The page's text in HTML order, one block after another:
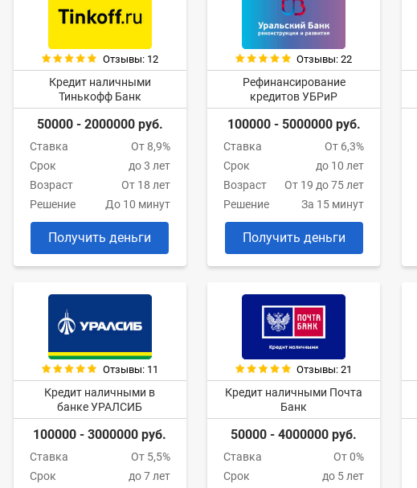
Отзывы: 12
Кредит наличными
Тинькофф Банк
50000 - 2000000 руб.
Ставка
От 8,9%
Срок
до 3 лет
Возраст
От 18 лет
Решение
До 10 минут
Получить деньги
Отзывы: 22
Рефинансирование
кредитов УБРиР
100000 - 5000000 руб.
Ставка
От 6,3%
Срок
до 10 лет
Возраст
От 19 до 75 лет
Решение
За 15 минут
Получить деньги
Отзывы: 11
Кредит наличными в
банке УРАЛСИБ
100000 - 3000000 руб.
Ставка
От 5,5%
Срок
до 7 лет
Отзывы: 21
Кредит наличными Почта
Банк
50000 - 4000000 руб.
Ставка
От 0%
Срок
до 5 лет